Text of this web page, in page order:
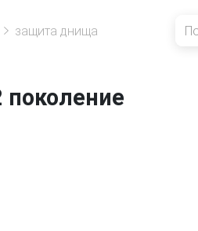
защита днища